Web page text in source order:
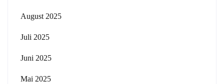
August 2025
Juli 2025
Juni 2025
Mai 2025